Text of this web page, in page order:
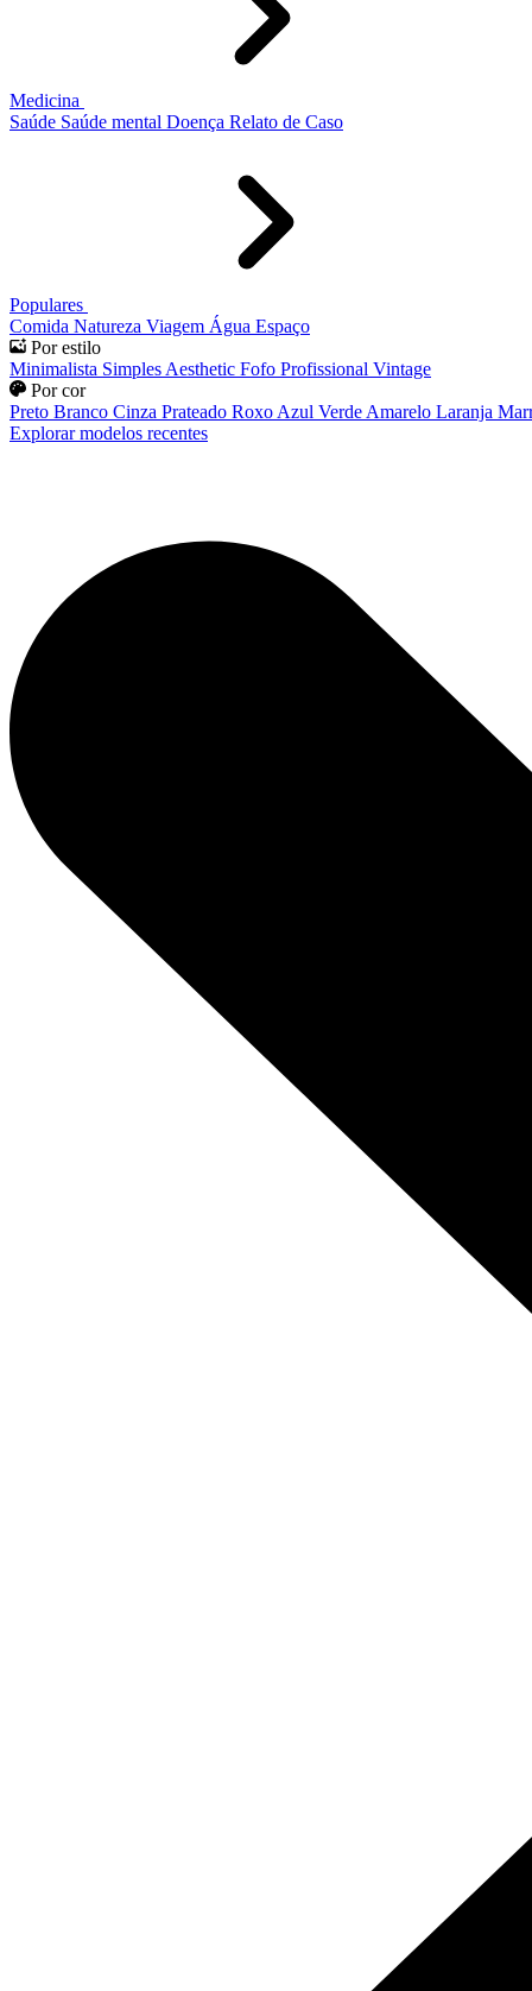
Medicina
Saúde Saúde mental Doença Relato de Caso
Populares
Comida Natureza Viagem Água Espaço
Por estilo
Minimalista Simples Aesthetic Fofo Profissional Vintage
Por cor
Preto Branco Cinza Prateado Roxo Azul Verde Amarelo Laranja
Explorar modelos recentes